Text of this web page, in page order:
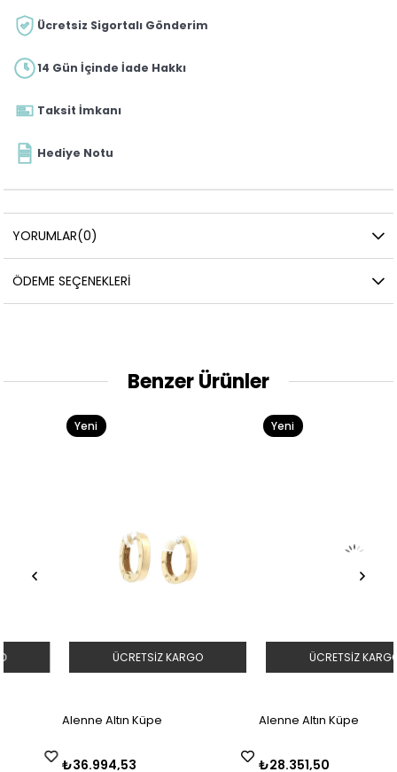
Ücretsiz Sigortalı Gönderim
14 Gün İçinde İade Hakkı
Taksit İmkanı
Hediye Notu
YORUMLAR(0)
ÖDEME SEÇENEKLERI
Benzer Ürünler
Alenne Altın Küpe
₺36.994,53
ÜCRETSIZ KARGO
Alenne Altın Küpe
₺28.351,50
ÜCRETSIZ KARGO